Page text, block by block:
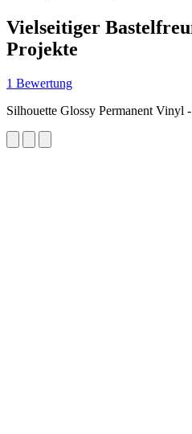
Vielseitiger
Projekte
1 Bewertung
Silhouette Glossy Permanent Vinyl